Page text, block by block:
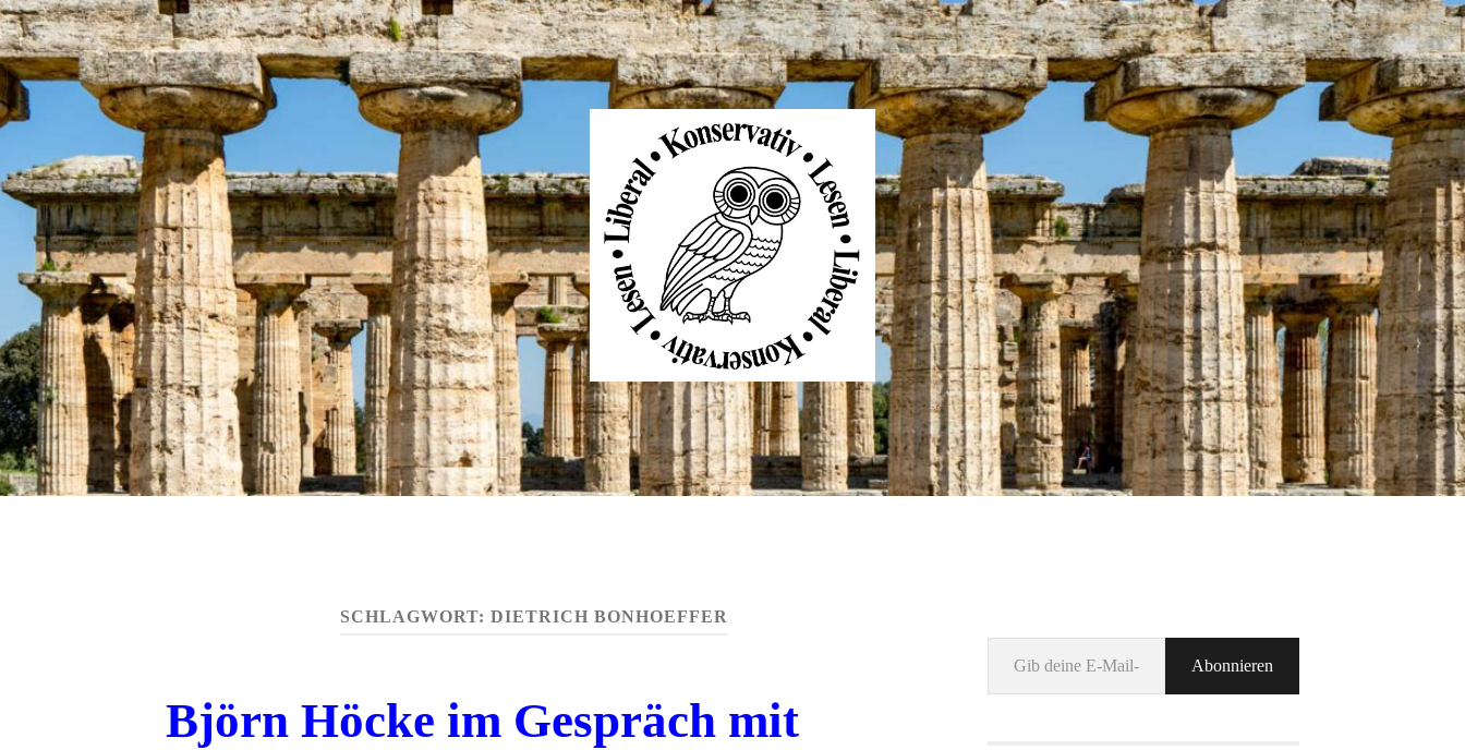
Liberal
Konservativ
Lesen
SCHLAGWORT: DIETRICH BONHOEFFER
Björn Höcke im Gespräch mit
Gib deine E-Mail-Adresse ein ...
Abonnieren